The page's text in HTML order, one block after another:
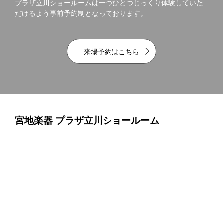
プラザ立川ショールームは一つひとつじっくり体験していた
だけるよう事前予約制となっております。
来場予約はこちら
宮地楽器 プラザ立川ショールーム